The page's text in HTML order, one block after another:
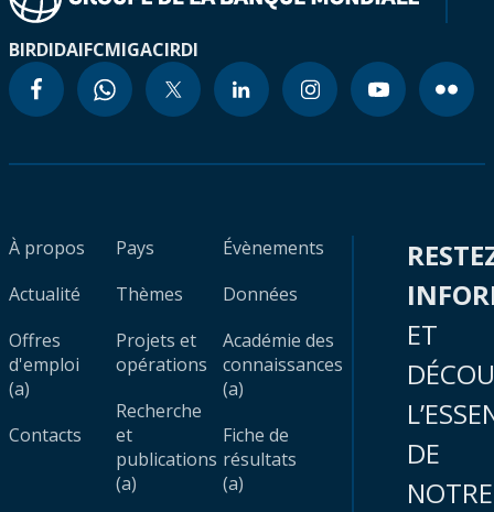
BIRDIDAIFCMIGACIRDI
À propos
Actualité
Offres
d'emploi
(a)
Contacts
Pays
Thèmes
Projets et
opérations
Recherche
et
publications
(a)
Évènements
Données
Académie des
connaissances
(a)
Fiche de
résultats
(a)
ET
DE
NOTRE